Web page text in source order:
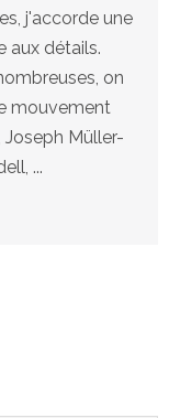
j'accorde une
aux détails.
on
mouvement
Joseph Müller-
...